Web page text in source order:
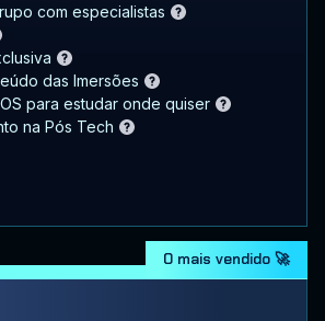
com especialistas
das Imersões
para estudar onde quiser
na Pós Tech
O mais vendido 🚀